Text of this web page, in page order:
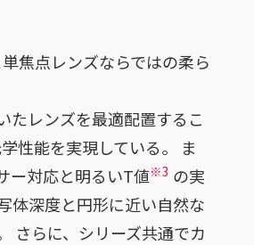
焦点レンズならではの柔ら
たレンズを最適配置するこ
性能を実現している。 ま
ー対応と明るいT値※3 の実
体深度と円形に近い自然な
さらに、シリーズ共通でカ